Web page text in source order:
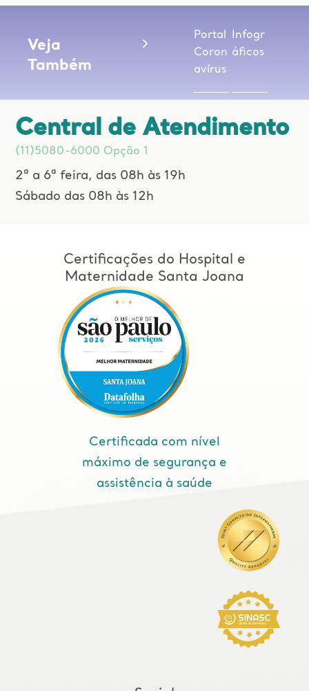
Veja
Também
Portal
Coron
avírus
Infogr
áficos
Central de Atendimento
(11)5080-6000 Opção 1
2ª a 6ª feira, das 08h às 19h
Sábado das 08h às 12h
Certificações do Hospital e
Maternidade Santa Joana
Certificada com nível
máximo de segurança e
assistência à saúde